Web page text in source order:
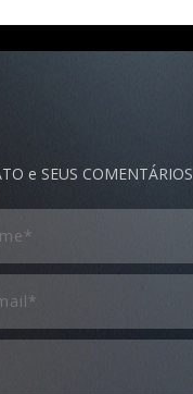
e SEUS COMENTÁRIOS